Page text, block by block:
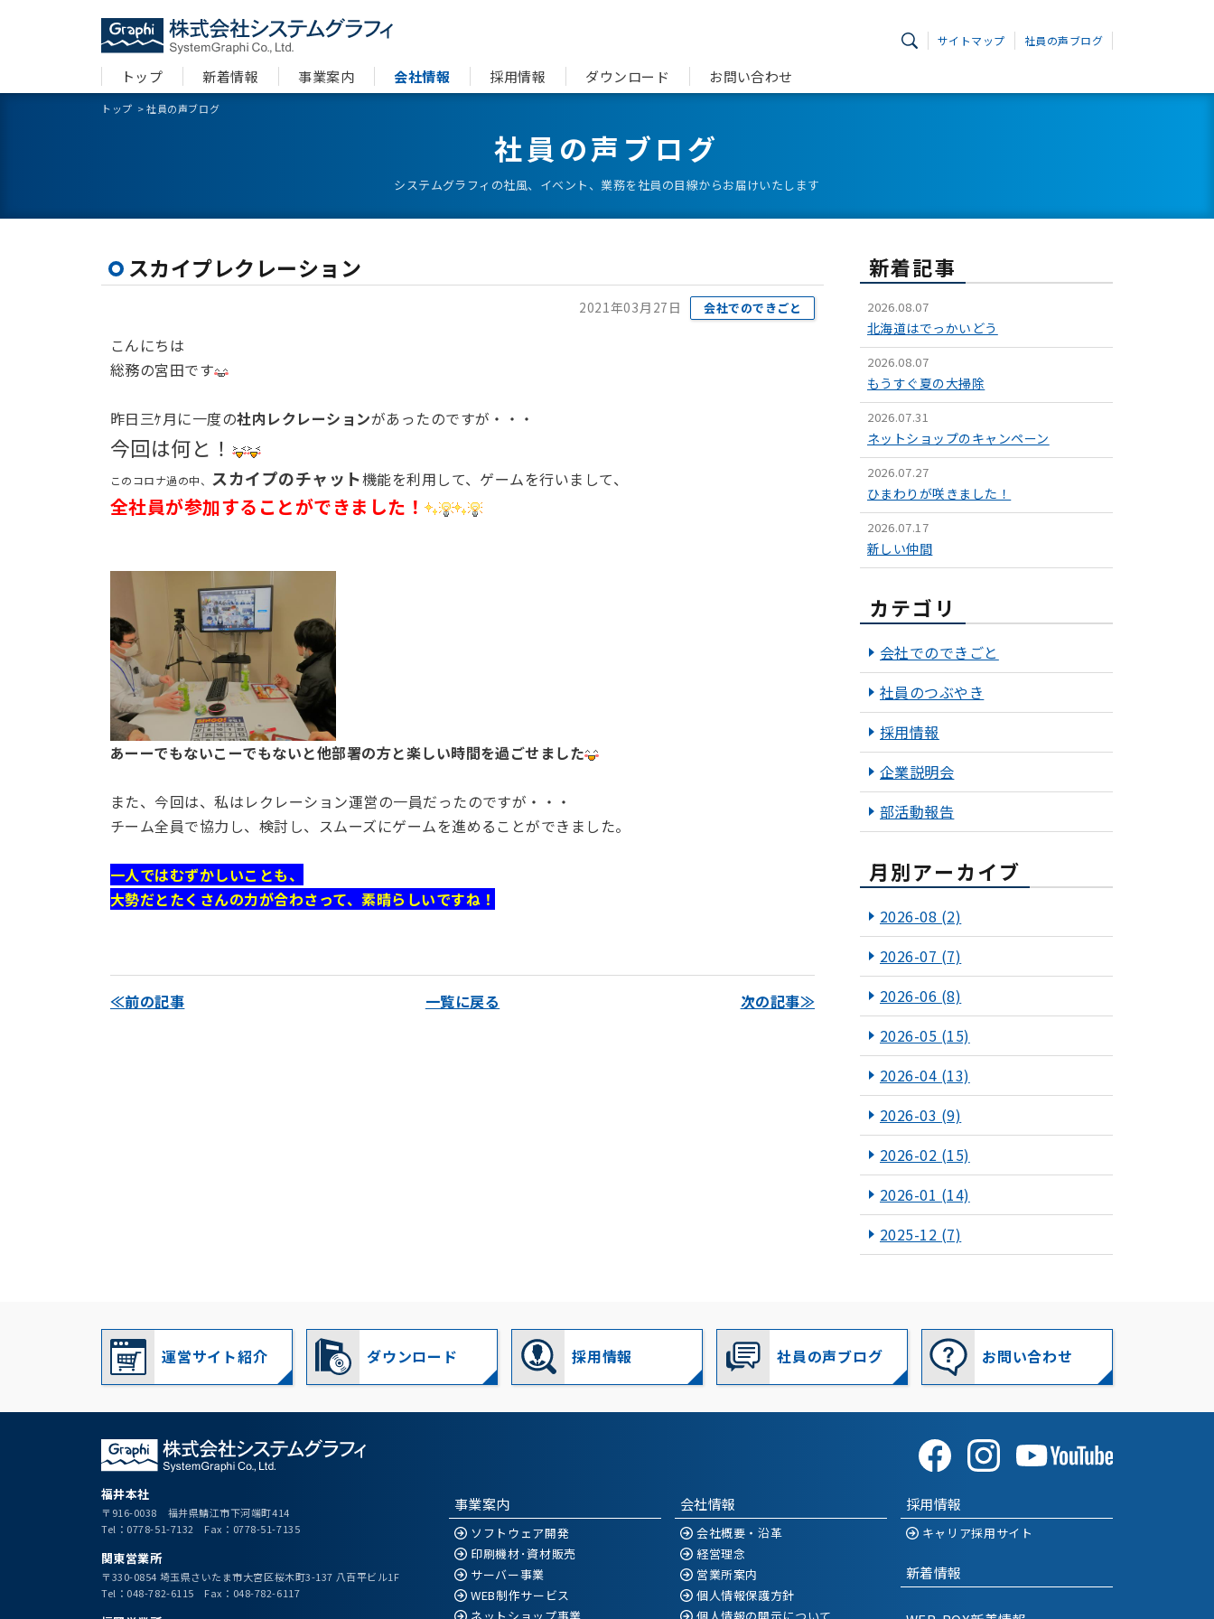
サイトマップ 社員の声ブログ
トップ 新着情報 事業案内 会社情報 採用情報 ダウンロード お問い合わせ
トップ >社員の声ブログ
社員の声ブログ
システムグラフィの社風、イベント、業務を社員の目線からお届けいたします
スカイプレクレーション
2021年03月27日 会社でのできごと
こんにちは
総務の宮田です
昨日三ｹ月に一度の社内レクレーションがあったのですが・・・
今回は何と！
このコロナ過の中、 スカイプのチャット機能を利用して、ゲームを行いまして、
全社員が参加することができました！
あーーでもないこーでもないと他部署の方と楽しい時間を過ごせました
また、今回は、私はレクレーション運営の一員だったのですが・・・
チーム全員で協力し、検討し、スムーズにゲームを進めることができました。
一人ではむずかしいことも、
大勢だとたくさんの力が合わさって、素晴らしいですね！
≪前の記事 一覧に戻る 次の記事≫
新着記事
2026.08.07
北海道はでっかいどう
2026.08.07
もうすぐ夏の大掃除
2026.07.31
ネットショップのキャンペーン
2026.07.27
ひまわりが咲きました！
2026.07.17
新しい仲間
カテゴリ
会社でのできごと
社員のつぶやき
採用情報
企業説明会
部活動報告
月別アーカイブ
2026-08 (2)
2026-07 (7)
2026-06 (8)
2026-05 (15)
2026-04 (13)
2026-03 (9)
2026-02 (15)
2026-01 (14)
2025-12 (7)
2025-09 (8)
2025-08(10)
2025-06(8)
2025-05(12)
2025-03(10)
運営サイト紹介 ダウンロード 採用情報 社員の声ブログ お問い合わせ
福井本社
〒916-0038 福井県鯖江市下河端町414
Tel：0778-51-7132 Fax：0778-51-7135
関東営業所
〒330-0854 埼玉県さいたま市大宮区桜木町3-137 八百平ビル1F
Tel：048-782-6115 Fax：048-782-6117
事業案内
ソフトウェア開発
印刷機材･資材販売
サーバー事業
WEB制作サービス
会社情報
会社概要・沿革
経営理念
営業所案内
個人情報保護方針
採用情報
キャリア採用サイト
新着情報